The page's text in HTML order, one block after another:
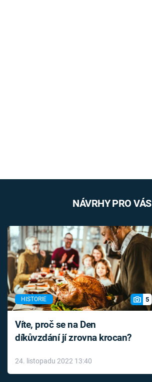
NÁVRHY PRO VÁS
HISTORIE 5
Víte, proč se na Den
díkůvzdání jí zrovna krocan?
24. listopadu 2022 13:40